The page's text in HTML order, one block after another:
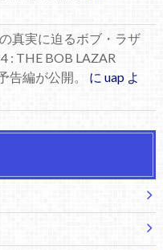
真実に迫るボブ・ラザ
: THE BOB LAZAR
告編が公開。
に uapよ